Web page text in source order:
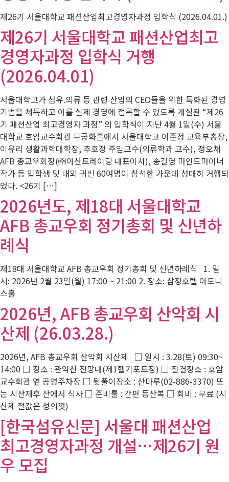
제26기 서울대학교 패션산업최고경영자과정 입학식 (2026.04.01.)
제26기 서울대학교 패션산업최고
경영자과정 입학식 거행
(2026.04.01)
서울대학교가 섬유.의류 등 관련 산업의 CEO들을 위한 특화된 경영
기법을 체득하고 이를 실제 경영에 접목할 수 있도록 개설된 “제26
기 패션산업 최고경영자 과정” 의 입학식이 지난 4월 1일(수) 서울
대학교 호암교수회관 무궁화홀에서 서울대학교 이준정 교육부총장,
이유리 생활과학대학장, 추호정 주임교수(의류학과 교수), 정오채
AFB 총교우회장(㈜아산트레이딩 대표이사), 송길영 마인드마이너
작가 등 입학생 및 내외 귀빈 60여명이 참석한 가운데 성대히 거행되
었다. <26기 […]
2026년도, 제18대 서울대학교
AFB 총교우회 정기총회 및 신년하
례식
제18대 서울대학교 AFB 총교우회 정기총회 및 신년하례식 1. 일
시: 2026년 2월 23일(월) 17:00 ~ 21:00 2. 장소: 삼정호텔 아도니
스홀
2026년, AFB 총교우회 산악회 시
산제 (26.03.28.)
2026년, AFB 총교우회 산악회 시산제 □ 일시 : 3.28(토) 09:30~
14:00 □ 장소 : 관악산 전망대(제1헬기포트장) □ 집결장소 : 호암
교수회관 옆 공영주차장 □ 뒷풀이장소 : 산마루(02-886-3370) 또
는 시산제후 산에서 식사 □ 준비룰 : 간편 등산복 □ 회비 : 무료 (시
산제 절값은 성의껏)
[한국섬유신문] 서울대 패션산업
최고경영자과정 개설…제26기 원
우 모집